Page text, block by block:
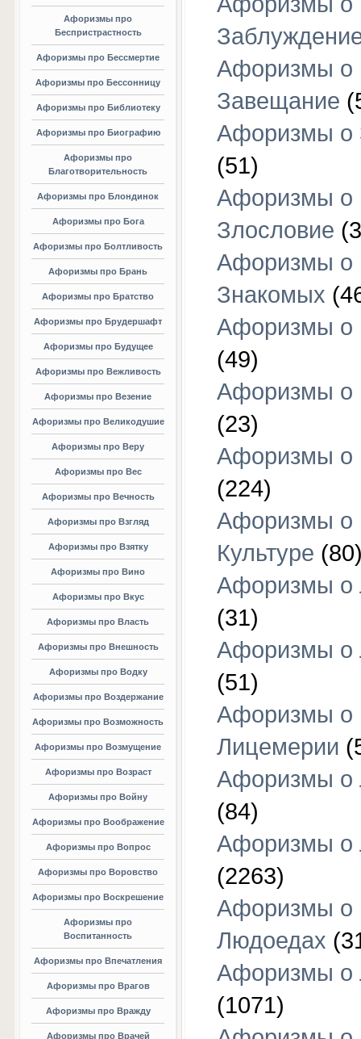
Афоризмы про
Беспристрастность
Афоризмы про Бессмертие
Афоризмы про Бессонницу
Афоризмы про Библиотеку
Афоризмы про Биографию
Афоризмы про
Благотворительность
Афоризмы про Блондинок
Афоризмы про Бога
Афоризмы про Болтливость
Афоризмы про Брань
Афоризмы про Братство
Афоризмы про Брудершафт
Афоризмы про Будущее
Афоризмы про Вежливость
Афоризмы про Везение
Афоризмы про Великодушие
Афоризмы про Веру
Афоризмы про Вес
Афоризмы про Вечность
Афоризмы про Взгляд
Афоризмы про Взятку
Афоризмы про Вино
Афоризмы про Вкус
Афоризмы про Власть
Афоризмы про Внешность
Афоризмы про Водку
Афоризмы про Воздержание
Афоризмы про Возможность
Афоризмы про Возмущение
Афоризмы про Возраст
Афоризмы про Войну
Афоризмы про Воображение
Афоризмы про Вопрос
Афоризмы про Воровство
Афоризмы про Воскрешение
Афоризмы про
Воспитанность
Афоризмы про Впечатления
Афоризмы про Врагов
Афоризмы про Вражду
Афоризмы про Врачей
Афоризмы о
Завещание
Афоризмы о
(51)
Афоризмы о
Злословие
Афоризмы о
Знакомых
Афоризмы о
(49)
Афоризмы о
(23)
Афоризмы о
(224)
Афоризмы о
Культуре
Афоризмы о
(31)
Афоризмы о
(51)
Афоризмы о
Лицемерии
Афоризмы о
(84)
Афоризмы о
(2263)
Афоризмы о
Людоедах
Афоризмы о
(1071)